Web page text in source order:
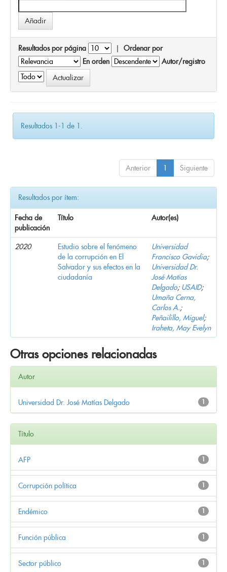
Resultados por página | Ordenar por
En orden
Autor/registro
Resultados 1-1 de 1.
Anterior 1 Siguiente
Resultados por ítem:
Fecha de
publicación
Título Autor(es)
2020
Estudio sobre el fenómeno
de la corrupción en El
Salvador y sus efectos en la
ciudadanía
Universidad
Francisco Gavidia;
Universidad Dr.
José Matías
Delgado; USAID;
Umaña Cerna,
Carlos A.;
Peñailillo, Miguel;
Iraheta, May Evelyn
Otras opciones relacionadas
Autor
1
Universidad Dr. José Matías Delgado
Título
1
AFP
1
Corrupción política
1
Endémico
1
Función pública
1
Sector público